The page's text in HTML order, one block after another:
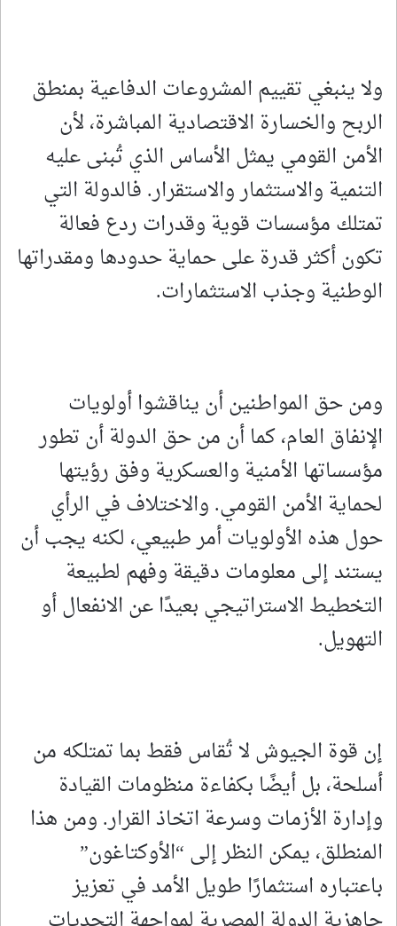
ولا ينبغي تقييم المشروعات الدفاعية بمنطق
الربح والخسارة الاقتصادية المباشرة، لأن
الأمن القومي يمثل الأساس الذي تُبنى عليه
التنمية والاستثمار والاستقرار. فالدولة التي
تمتلك مؤسسات قوية وقدرات ردع فعالة
تكون أكثر قدرة على حماية حدودها ومقدراتها
الوطنية وجذب الاستثمارات.
ومن حق المواطنين أن يناقشوا أولويات
الإنفاق العام، كما أن من حق الدولة أن تطور
مؤسساتها الأمنية والعسكرية وفق رؤيتها
لحماية الأمن القومي. والاختلاف في الرأي
حول هذه الأولويات أمر طبيعي، لكنه يجب أن
يستند إلى معلومات دقيقة وفهم لطبيعة
التخطيط الاستراتيجي بعيدًا عن الانفعال أو
التهويل.
إن قوة الجيوش لا تُقاس فقط بما تمتلكه من
أسلحة، بل أيضًا بكفاءة منظومات القيادة
وإدارة الأزمات وسرعة اتخاذ القرار. ومن هذا
المنطلق، يمكن النظر إلى “الأوكتاغون”
باعتباره استثمارًا طويل الأمد في تعزيز